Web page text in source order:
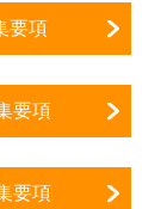
要項
要項
要項